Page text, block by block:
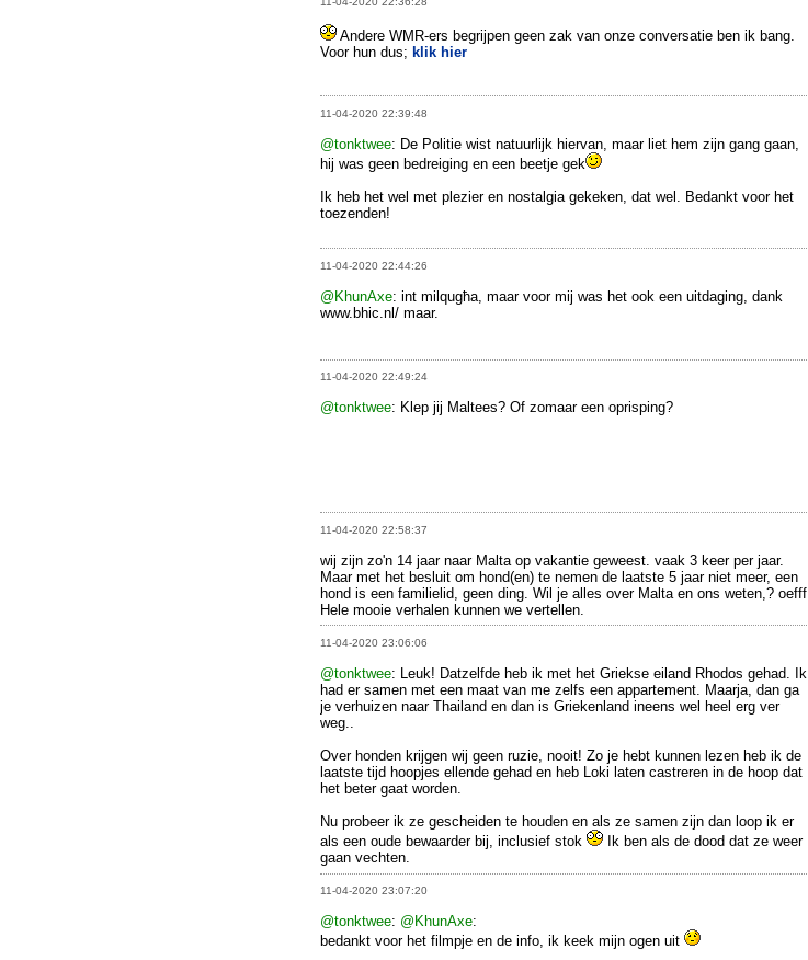
Andere WMR-ers begrijpen geen zak van onze conversatie ben ik bang.
Voor hun dus; klik hier
11-04-2020 22:39:48
@tonktwee: De Politie wist natuurlijk hiervan, maar liet hem zijn gang gaan,
hij was geen bedreiging en een beetje gek
Ik heb het wel met plezier en nostalgia gekeken, dat wel. Bedankt voor het
toezenden!
11-04-2020 22:44:26
@KhunAxe: int milqugħa, maar voor mij was het ook een uitdaging, dank
www.bhic.nl/ maar.
11-04-2020 22:49:24
@tonktwee: Klep jij Maltees? Of zomaar een oprisping?
11-04-2020 22:58:37
wij zijn zo'n 14 jaar naar Malta op vakantie geweest. vaak 3 keer per jaar.
Maar met het besluit om hond(en) te nemen de laatste 5 jaar niet meer, een
hond is een familielid, geen ding. Wil je alles over Malta en ons weten,? oefff
Hele mooie verhalen kunnen we vertellen.
11-04-2020 23:06:06
@tonktwee: Leuk! Datzelfde heb ik met het Griekse eiland Rhodos gehad. Ik
had er samen met een maat van me zelfs een appartement. Maarja, dan ga
je verhuizen naar Thailand en dan is Griekenland ineens wel heel erg ver
weg..
Over honden krijgen wij geen ruzie, nooit! Zo je hebt kunnen lezen heb ik de
laatste tijd hoopjes ellende gehad en heb Loki laten castreren in de hoop dat
het beter gaat worden.
Nu probeer ik ze gescheiden te houden en als ze samen zijn dan loop ik er
als een oude bewaarder bij, inclusief stok
Ik ben als de dood dat ze weer
gaan vechten.
11-04-2020 23:07:20
@tonktwee: @KhunAxe:
bedankt voor het filmpje en de info, ik keek mijn ogen uit